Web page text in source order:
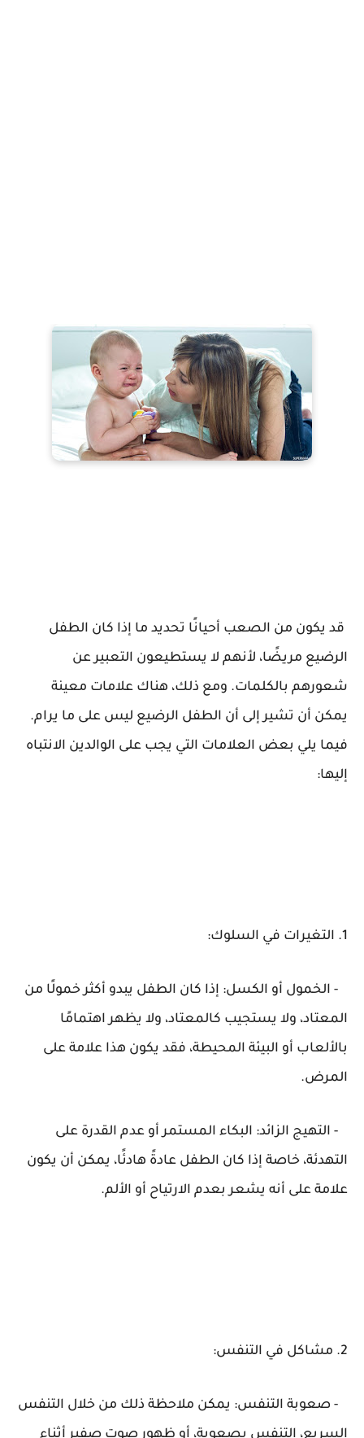
قد يكون من الصعب أحيانًا تحديد ما إذا كان الطفل
الرضيع مريضًا، لأنهم لا يستطيعون التعبير عن
شعورهم بالكلمات. ومع ذلك، هناك علامات معينة
يمكن أن تشير إلى أن الطفل الرضيع ليس على ما يرام.
فيما يلي بعض العلامات التي يجب على الوالدين الانتباه
إليها:
1. التغيرات في السلوك:
- الخمول أو الكسل: إذا كان الطفل يبدو أكثر خمولًا من
المعتاد، ولا يستجيب كالمعتاد، ولا يظهر اهتمامًا
بالألعاب أو البيئة المحيطة، فقد يكون هذا علامة على
المرض.
- التهيج الزائد: البكاء المستمر أو عدم القدرة على
التهدئة، خاصة إذا كان الطفل عادةً هادئًا، يمكن أن يكون
علامة على أنه يشعر بعدم الارتياح أو الألم.
2. مشاكل في التنفس:
- صعوبة التنفس: يمكن ملاحظة ذلك من خلال التنفس
السريع، التنفس بصعوبة، أو ظهور صوت صفير أثناء